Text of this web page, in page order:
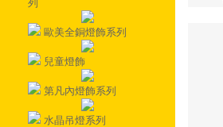
列
歐美全銅燈飾系列
兒童燈飾
第凡內燈飾系列
水晶吊燈系列